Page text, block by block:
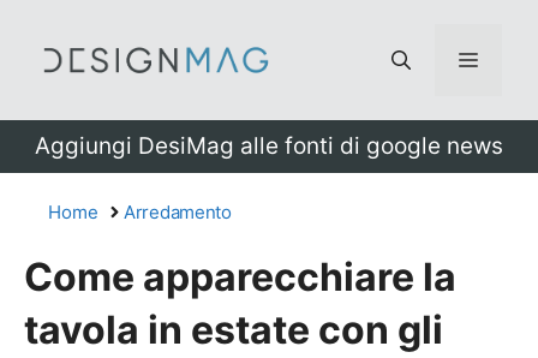
Menu
Aggiungi DesiMag alle fonti di google news
Home Arredamento
Come apparecchiare la
tavola in estate con gli